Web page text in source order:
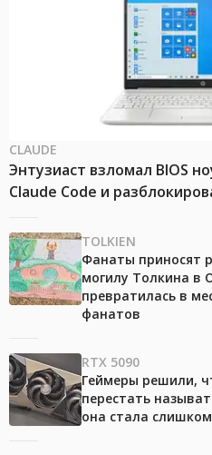
CLAUDE
Энтузиаст взломал BIOS
Claude Code и
TOLKIEN
Фанаты приносят
могилу Толкина в
превратилась в
фанатов
RTX 5090
Геймеры решили,
перестать
она стала